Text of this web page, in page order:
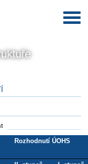
Rozhodnutí ÚOHS